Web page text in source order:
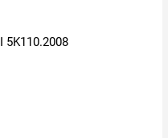
5K110.2008